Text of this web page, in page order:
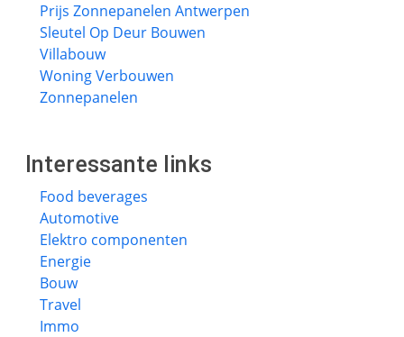
Prijs Zonnepanelen Antwerpen
Sleutel Op Deur Bouwen
Villabouw
Woning Verbouwen
Zonnepanelen
Interessante links
Food beverages
Automotive
Elektro componenten
Energie
Bouw
Travel
Immo